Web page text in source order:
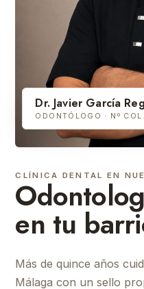
CLÍNICA DENTAL EN
en tu
Más de quince años
Málaga con un sello
Dr. Javier García
ODONTÓLOGO · Nº